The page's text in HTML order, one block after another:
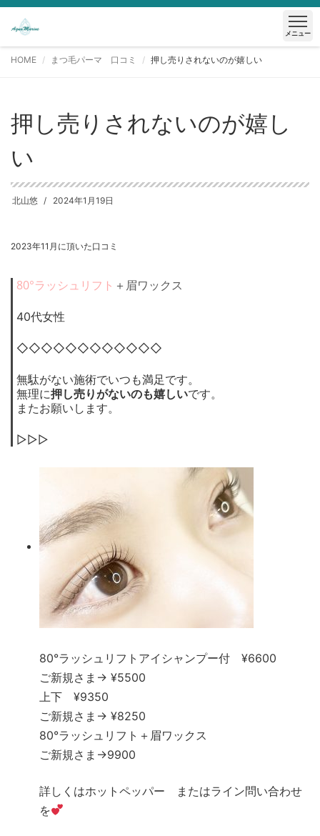
メニュー
HOME まつ毛パーマ 口コミ 押し売りされないのが嬉しい
押し売りされないのが嬉し
い
北山悠 2024年1月19日
2023年11月に頂いた口コミ
80°ラッシュリフト ＋眉ワックス
40代女性
◇◇◇◇◇◇◇◇◇◇◇◇
無駄がない施術でいつも満足です。
無理に押し売りがないのも嬉しいです。
またお願いします。
▷▷▷
80°ラッシュリフトアイシャンプー付 ¥6600
ご新規さま→ ¥5500
上下 ¥9350
ご新規さま→ ¥8250
80°ラッシュリフト＋眉ワックス
ご新規さま→9900
詳しくはホットペッパー またはライン問い合わせ
を